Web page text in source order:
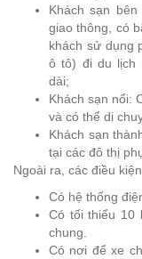
Khách sạn
giao thông, có
khách sử dụng
ô tô) đi du lịch
dài;
Khách sạn nổi:
và có thể di
Khách sạn
tại các đô thị
Ngoài ra, các điều
Có hệ thống
Có tối thiểu 10
chung.
Có nơi để xe